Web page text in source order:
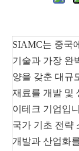
SIAMC는 중국
기술과 가장 완
양을 갖춘 대규
재료를 개발 및
이테크 기업입
국가 기초 전략
개발과 산업화